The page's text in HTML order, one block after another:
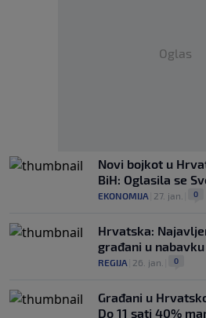
Oglas
Novi bojkot u
BiH: Oglasila se
EKONOMIJA 27. jan. 0
Hrvatska:
građani u
REGIJA 26. jan. 0
Građani u
Do 11 sati 40%